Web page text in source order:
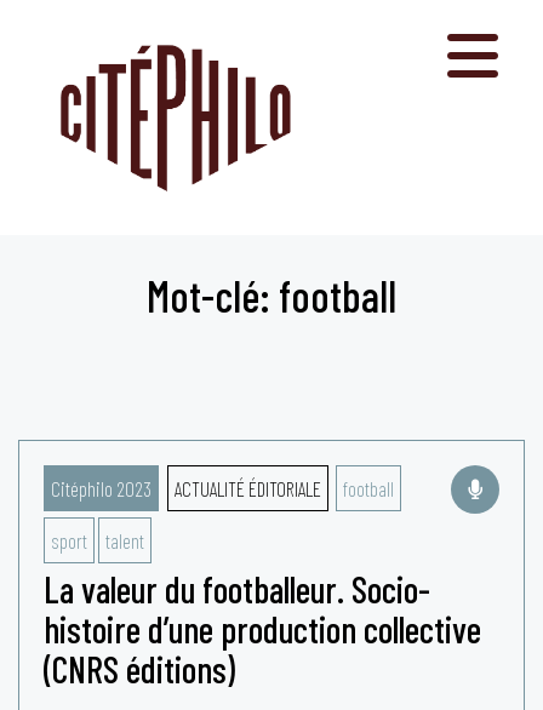
Mot-clé: football
Citéphilo 2023 ACTUALITÉ ÉDITORIALE football
sport talent
La valeur du footballeur. Socio-
histoire d’une production collective
(CNRS éditions)